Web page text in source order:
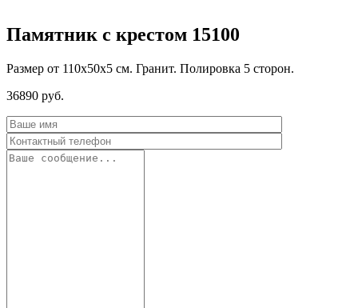
Памятник с крестом 15100
Размер от 110х50х5 см. Гранит. Полировка 5 сторон.
36890 руб.